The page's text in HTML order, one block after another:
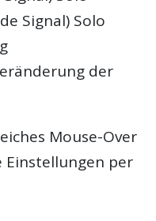
Signal) Solo
der
Mouse-Over
Einstellungen per